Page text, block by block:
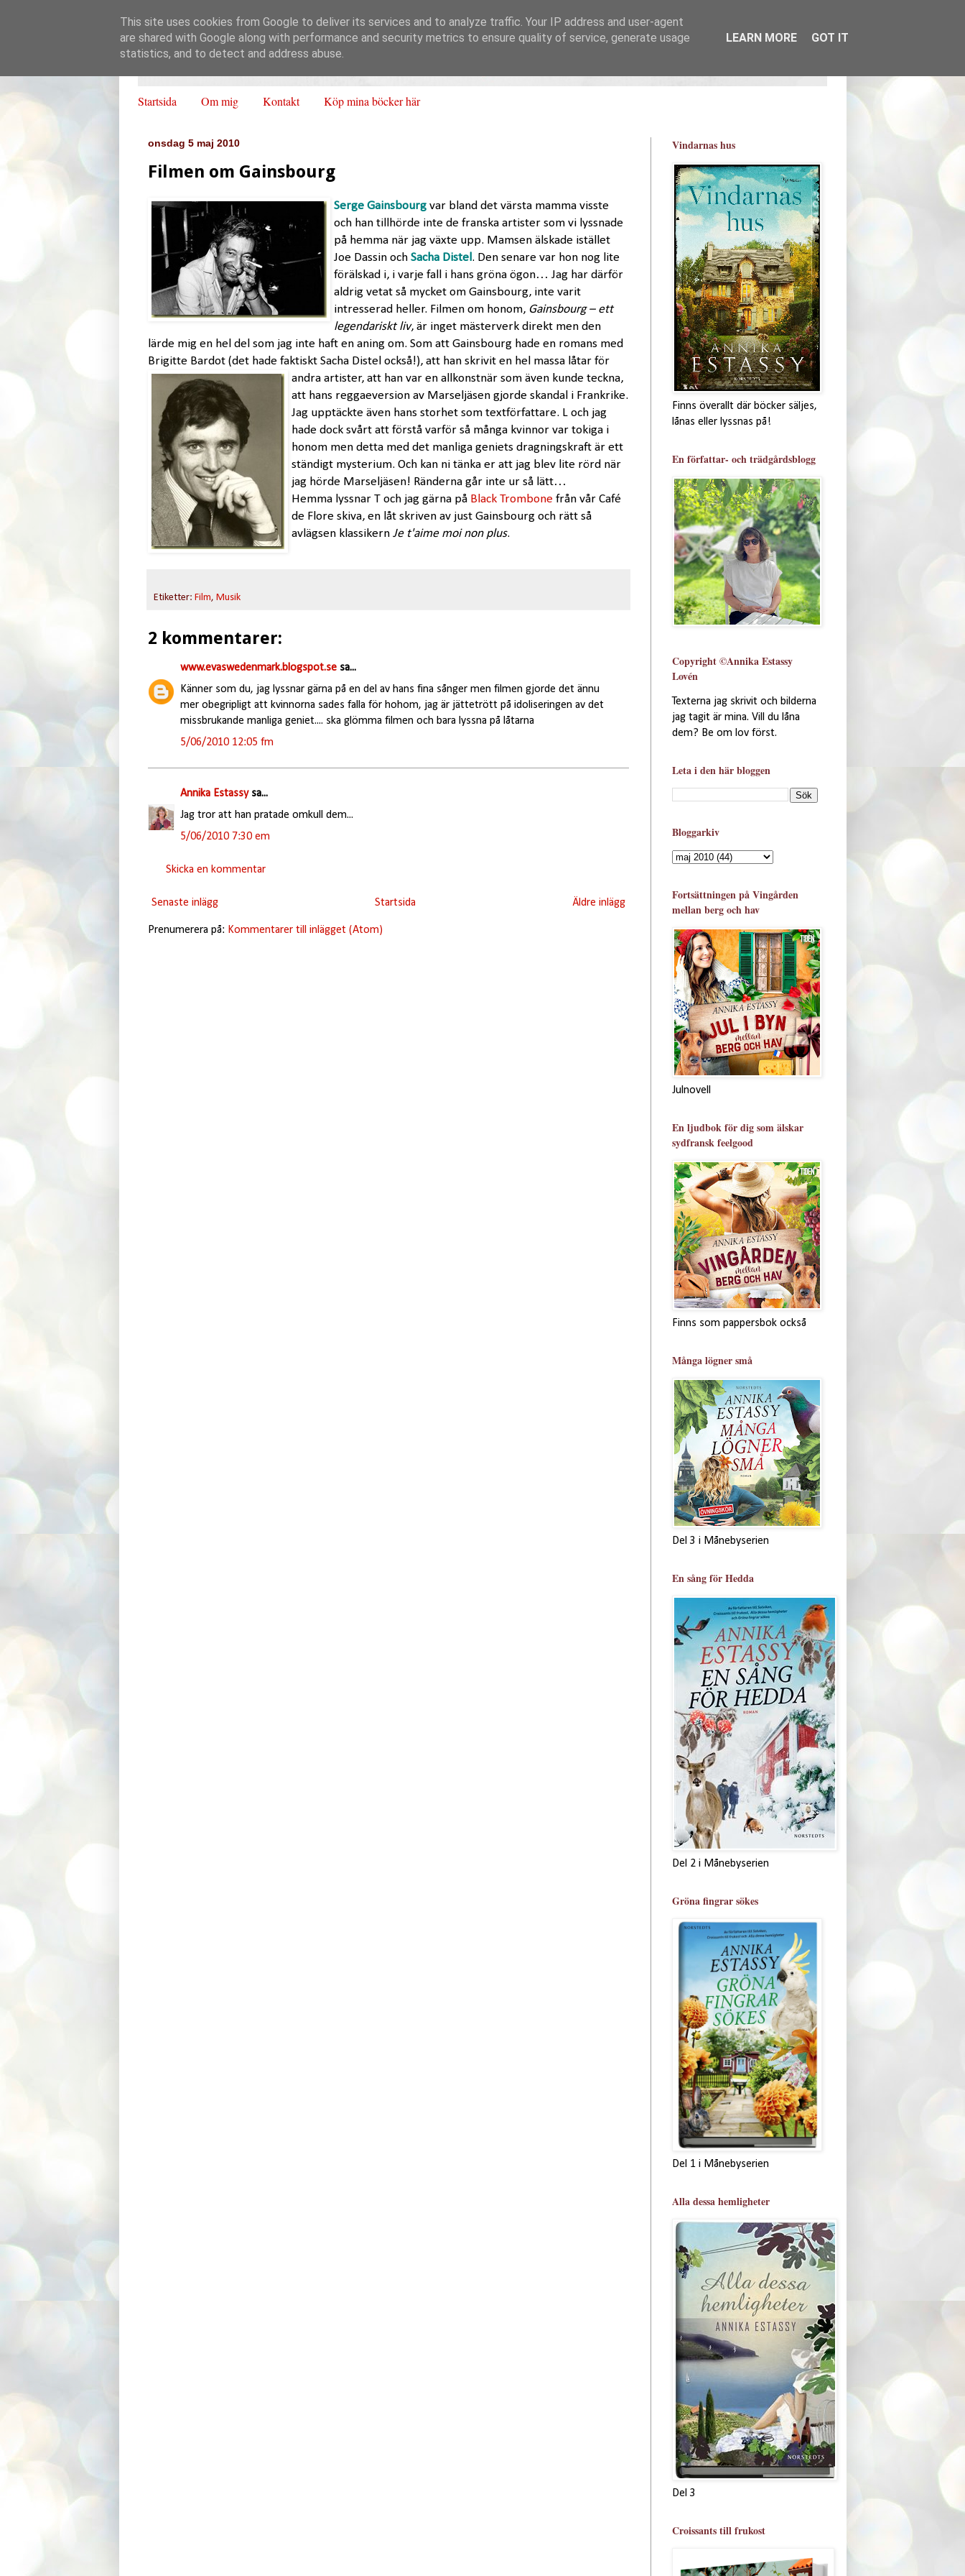
Startsida Om mig Kontakt Köp mina böcker här
onsdag 5 maj 2010
Filmen om Gainsbourg
Serge Gainsbourgvar bland det värsta mamma visste
och han tillhörde inte de franska artister som vi lyssnade
på hemma när jag växte upp. Mamsen älskade istället
Joe Dassin och Sacha Distel. Den senare var hon nog lite
förälskad i, i varje fall i hans gröna ögon… Jag har därför
aldrig vetat så mycket om Gainsbourg, inte varit
intresserad heller. Filmen om honom, Gainsbourg – ett
legendariskt liv, är inget mästerverk direkt men den
lärde mig en hel del som jag inte haft en aning om. Som att Gainsbourg hade en romans med
Brigitte Bardot (det hade faktiskt Sacha Distel också!), att han skrivit en hel massa låtar för
andraartister, att han var en allkonstnär som även kunde teckna,
att hans reggaeversion av Marseljäsen gjorde skandal i Frankrike.
Jag upptäckte även hans storhet som textförfattare. L och jag
hade dock svårt att förstå varför så många kvinnor var tokiga i
honom men detta med det manliga geniets dragningskraft är ett
ständigt mysterium. Och kan ni tänka er att jag blev lite rörd när
jag hörde Marseljäsen! Ränderna går inte ur så lätt…
Hemma lyssnar T och jag gärna på Black Trombonefrån vår Café
de Flore skiva, en låt skriven av just Gainsbourg och rätt så
avlägsen klassikern Je t'aime moi non plus.
Etiketter: Film, Musik
2 kommentarer:
www.evaswedenmark.blogspot.sesa...
Känner som du, jag lyssnar gärna på en del av hans fina sånger men filmen gjorde det ännu
mer obegripligt att kvinnorna sades falla för hohom, jag är jättetrött på idoliseringen av det
missbrukande manliga geniet.... ska glömma filmen och bara lyssna på låtarna
5/06/2010 12:05 fm
Annika Estassysa...
Jag tror att han pratade omkull dem...
5/06/2010 7:30 em
Skicka en kommentar
Senaste inlägg Äldre inlägg
Startsida
Prenumerera på: Kommentarer till inlägget (Atom)
Vindarnas hus
Finns överallt där böcker säljes,
lånas eller lyssnas på!
En författar- och trädgårdsblogg
Copyright ©Annika Estassy
Lovén
Texterna jag skrivit och bilderna
jag tagit är mina. Vill du låna
dem? Be om lov först.
Leta i den här bloggen
Bloggarkiv
Fortsättningen på Vingården
mellan berg och hav
Julnovell
En ljudbok för dig som älskar
sydfransk feelgood
Finns som pappersbok också
Många lögner små
Del 3 i Månebyserien
En sång för Hedda
Del 2 i Månebyserien
Gröna fingrar sökes
Del 1 i Månebyserien
Alla dessa hemligheter
Del 3
Croissants till frukost
This site uses cookies from Google to deliver its services and to analyze traffic. Your IP address and user-agent
are shared with Google along with performance and security metrics to ensure quality of service, generate usage
statistics, and to detect and address abuse.
LEARN MORE GOT IT